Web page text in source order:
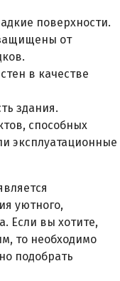
поверхности.
от
в качестве
здания.
способных
эксплуатационные
уютного,
Если вы хотите,
то необходимо
подобрать